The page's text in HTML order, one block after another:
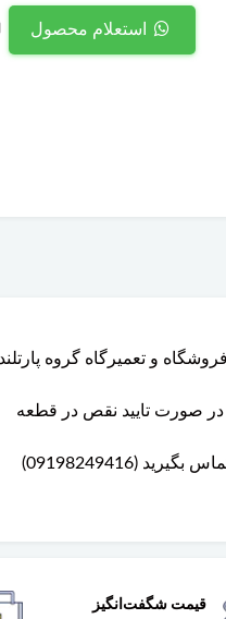
استعلام محصول
در صورت تایید نقص در قطعه
قیمت شگفت‌انگیز